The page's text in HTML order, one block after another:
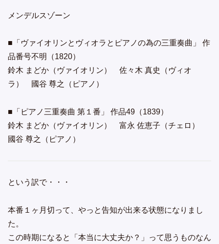
メンデルスゾーン
■「ヴァイオリンとヴィオラとピアノの為の三重奏曲」 作
品番号不明（1820）
鈴木 まどか（ヴァイオリン） 佐々木 真史（ヴィオ
ラ） 國谷 尊之（ピアノ）
■「ピアノ三重奏曲 第１番」 作品49（1839）
鈴木 まどか（ヴァイオリン） 富永 佐恵子（チェロ）
國谷 尊之（ピアノ）
という訳で・・・
本番１ヶ月切って、やっと告知が出来る状態になりまし
た。
この時期になると「本当に大丈夫か？」って思うものなん